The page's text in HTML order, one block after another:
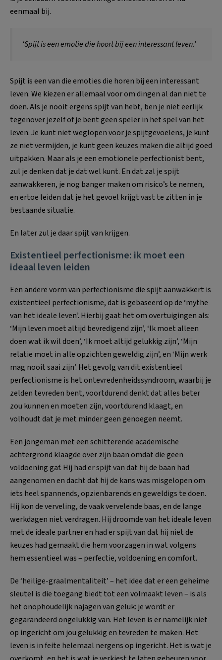
eenmaal bij.
‘Spijt is een emotie die hoort bij een interessant leven.’
Spijt is een van die emoties die horen bij een interessant
leven. We kiezen er allemaal voor om dingen al dan niet te
doen. Als je nooit ergens spijt van hebt, ben je niet eerlijk
tegenover jezelf of je bent geen speler in het spel van het
leven. Je kunt niet weglopen voor je spijtgevoelens, je kunt
ze niet vermijden, je kunt geen keuzes maken die altijd goed
uitpakken. Maar als je een emotionele perfectionist bent,
zul je denken dat je dat wel kunt. En dat zal je spijt
aanwakkeren, je nog banger maken om risico’s te nemen,
en ertoe leiden dat je het gevoel krijgt vast te zitten in je
bestaande situatie.
En later zul je daar spijt van krijgen.
Existentieel perfectionisme: ik moet een
ideaal leven leiden
Een andere vorm van perfectionisme die spijt aanwakkert is
existentieel perfectionisme, dat is gebaseerd op de ‘mythe
van het ideale leven’. Hierbij gaat het om overtuigingen als:
‘Mijn leven moet altijd bevredigend zijn’, ‘Ik moet alleen
doen wat ik wil doen’, ‘Ik moet altijd gelukkig zijn’, ‘Mijn
relatie moet in alle opzichten geweldig zijn’, en ‘Mijn werk
mag nooit saai zijn’. Het gevolg van dit existentieel
perfectionisme is het ontevredenheidssyndroom, waarbij je
zelden tevreden bent, voortdurend denkt dat alles beter
zou kunnen en moeten zijn, voortdurend klaagt, en
volhoudt dat je met minder geen genoegen neemt.
Een jongeman met een schitterende academische
achtergrond klaagde over zijn baan omdat die geen
voldoening gaf. Hij had er spijt van dat hij de baan had
aangenomen en dacht dat hij de kans was misgelopen om
iets heel spannends, opzienbarends en geweldigs te doen.
Hij kon de verveling, de vaak vervelende baas, en de lange
werkdagen niet verdragen. Hij droomde van het ideale leven
met de ideale partner en had er spijt van dat hij niet de
keuzes had gemaakt die hem voorzagen in wat volgens
hem essentieel was – perfectie, voldoening en comfort.
De ‘heilige-graalmentaliteit’ – het idee dat er een geheime
sleutel is die toegang biedt tot een volmaakt leven – is als
het onophoudelijk najagen van geluk: je wordt er
gegarandeerd ongelukkig van. Het leven is er namelijk niet
op ingericht om jou gelukkig en tevreden te maken. Het
leven is in feite helemaal nergens op ingericht. Het is wat je